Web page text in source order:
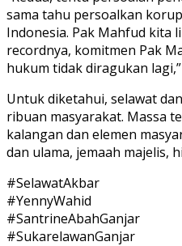
sama tahu persoalkan
Indonesia. Pak Mahfud kita
recordnya, komitmen Pak
hukum tidak diragukan
Untuk diketahui, selawat
ribuan masyarakat. Massa
kalangan dan elemen
dan ulama, jemaah majelis,
#SelawatAkbar
#YennyWahid
#SantrineAbahGanjar
#SukarelawanGanjar